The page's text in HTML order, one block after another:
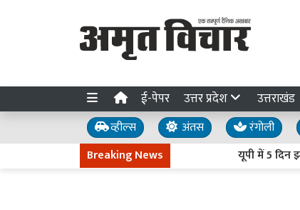
ई-पेपर उत्तर प्रदेश उत्तराखंड
व्हील्स अंतस रंगोली
Breaking News
यूपी में 5 दिन